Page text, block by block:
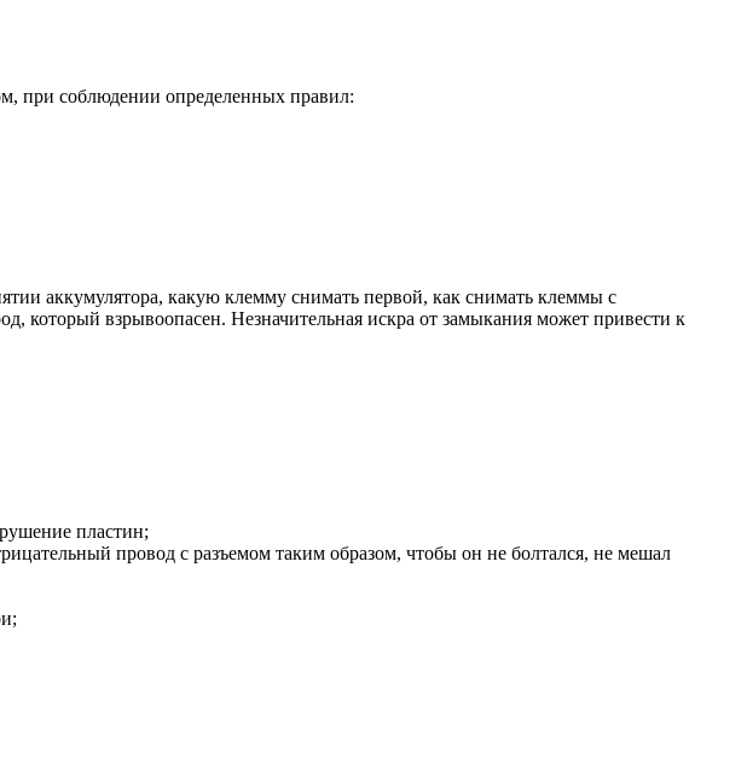
при соблюдении определенных правил:
аккумулятора, какую клемму снимать первой, как снимать клеммы с
который взрывоопасен. Незначительная искра от замыкания может привести к
пластин;
провод с разъемом таким образом, чтобы он не болтался, не мешал